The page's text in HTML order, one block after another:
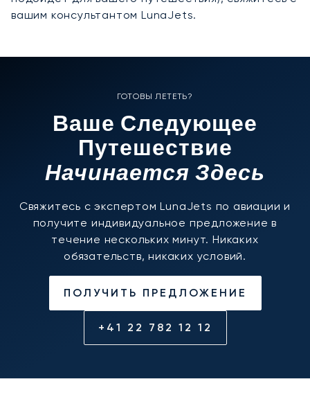
вашим консультантом LunaJets.
ГОТОВЫ ЛЕТЕТЬ?
Ваше Следующее
Путешествие
Начинается Здесь
Свяжитесь с экспертом LunaJets по авиации и
получите индивидуальное предложение в
течение нескольких минут. Никаких
обязательств, никаких условий.
ПОЛУЧИТЬ ПРЕДЛОЖЕНИЕ
+41 22 782 12 12